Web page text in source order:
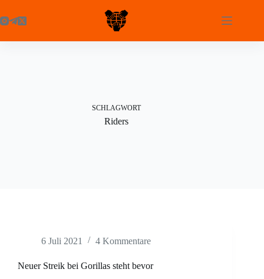
Inhalt
springen
SCHLAGWORT
Riders
6 Juli 2021 4 Kommentare
Neuer Streik bei Gorillas steht bevor